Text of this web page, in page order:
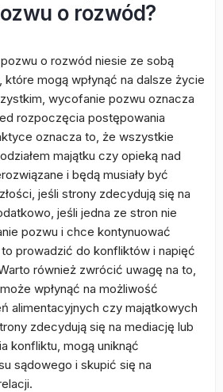
o rozwód?
o rozwód niesie ze sobą
mogą wpłynąć na dalsze życie
wycofanie pozwu oznacza
rozpoczęcia postępowania
oznacza to, że wszystkie
majątku czy opieką nad
i będą musiały być
jeśli strony zdecydują się na
jeśli jedna ze stron nie
pozwu i chce kontynuować
prowadzić do konfliktów i napięć
również zwrócić uwagę na to,
wpłynąć na możliwość
alimentacyjnych czy majątkowych
zdecydują się na mediację lub
konfliktu, mogą uniknąć
sądowego i skupić się na